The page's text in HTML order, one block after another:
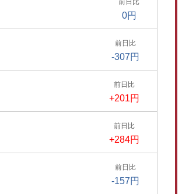
0円
前日比
-307円
前日比
+201円
前日比
+284円
前日比
-157円